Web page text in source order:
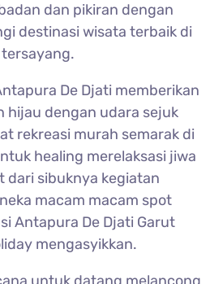
dan pikiran dengan
destinasi wisata terbaik di
De Djati memberikan
hijau dengan udara sejuk
rekreasi murah semarak di
healing merelaksasi jiwa
dari sibuknya kegiatan
macam macam spot
Antapura De Djati Garut
mengasyikkan.